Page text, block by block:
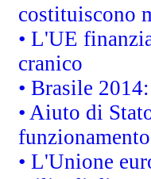
costituiscono
• L'UE
cranico
• Brasile
• Aiuto di
• L'Unione